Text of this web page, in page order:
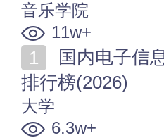
音乐学院
11w+
排行榜(2026)
大学
6.3w+